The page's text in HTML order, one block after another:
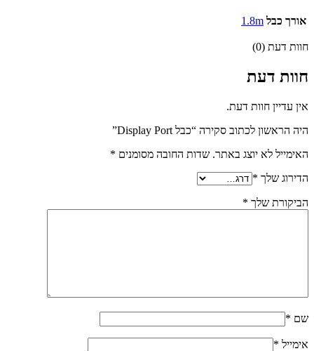
אורך כבל 1.8m
חוות דעת (0)
חוות דעת
אין עדיין חוות דעת.
היה הראשון לכתוב סקירה “כבל Display Port”
האימייל לא יוצג באתר. שדות החובה מסומנים *
הדירוג שלך *
הביקורת שלך *
שם *
אימייל *